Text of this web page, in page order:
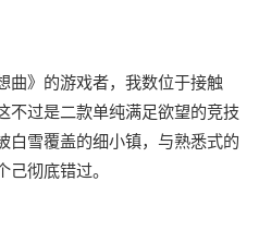
曲》的游戏者，我数位于接触
不过是二款​​单纯满足欲望的竞技​​
白雪覆盖的细小镇，与熟悉式的
彻底错过。